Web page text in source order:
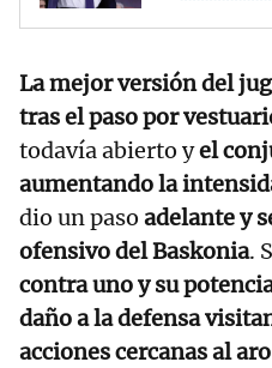
La mejor versión del
tras el paso por
todavía abierto yel
aumentando la
dio un paso adelante y
ofensivo del Baskonia.
contra uno y su
daño a la defensa
acciones cercanas al